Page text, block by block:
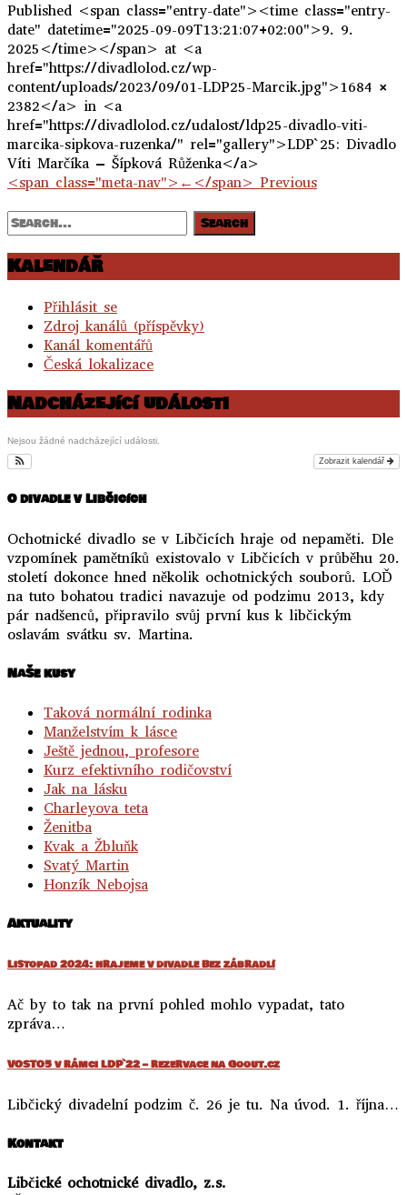
Published <span class="entry-date"><time class="entry-
date" datetime="2025-09-09T13:21:07+02:00">9. 9.
2025</time></span> at <a
href="https://divadlolod.cz/wp-
content/uploads/2023/09/01-LDP25-Marcik.jpg">1684 ×
2382</a> in <a
href="https://divadlolod.cz/udalost/ldp25-divadlo-viti-
marcika-sipkova-ruzenka/" rel="gallery">LDP`25: Divadlo
Víti Marčíka – Šípková Růženka</a>
<span class="meta-nav">←</span> Previous
Kalendář
Přihlásit se
Zdroj kanálů (příspěvky)
Kanál komentářů
Česká lokalizace
Nadcházející události
Nejsou žádné nadcházející události.
Zobrazit kalendář
O divadle v Libčicích
Ochotnické divadlo se v Libčicích hraje od nepaměti. Dle
vzpomínek pamětníků existovalo v Libčicích v průběhu 20.
století dokonce hned několik ochotnických souborů. LOĎ
na tuto bohatou tradici navazuje od podzimu 2013, kdy
pár nadšenců, připravilo svůj první kus k libčickým
oslavám svátku sv. Martina.
NaŠe kusy
Taková normální rodinka
Manželstvím k lásce
Ještě jednou, profesore
Kurz efektivního rodičovství
Jak na lásku
Charleyova teta
Ženitba
Kvak a Žbluňk
Svatý Martin
Honzík Nebojsa
Aktuality
Listopad 2024: hrajeme v divadle Bez zábradlí
Ač by to tak na první pohled mohlo vypadat, tato
zpráva…
VOSTO5 v rámci LDP`22 – rezervace na Goout.cz
Libčický divadelní podzim č. 26 je tu. Na úvod. 1. října…
Kontakt
Libčické ochotnické divadlo, z.s.